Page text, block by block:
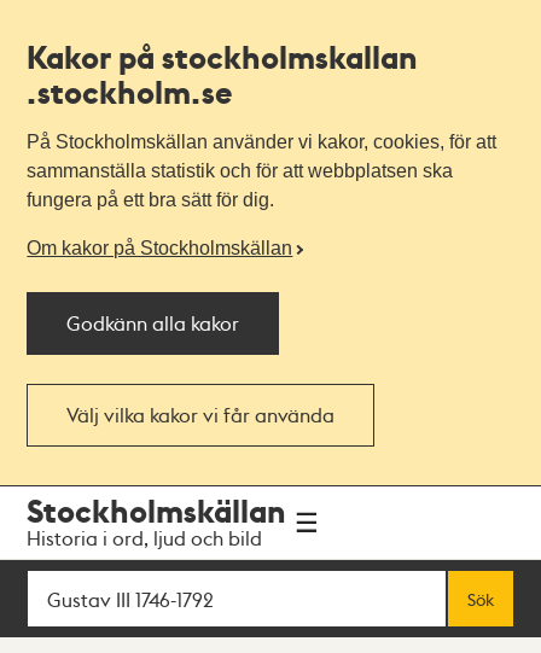
Kakor på stockholmskallan
.stockholm.se
På Stockholmskällan använder vi kakor, cookies, för att
sammanställa statistik och för att webbplatsen ska
fungera på ett bra sätt för dig.
Om kakor på Stockholmskällan
Godkänn alla kakor
Välj vilka kakor vi får använda
navigationen
huvudinnehållet
Stockholmskällan
Historia i ord, ljud och bild
Sök
Sök